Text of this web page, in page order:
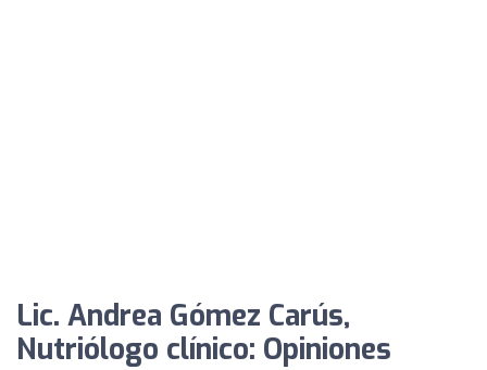
Lic. Andrea Gómez Carús,
Nutriólogo clínico: Opiniones